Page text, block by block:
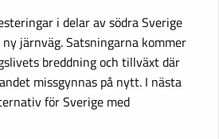
i delar av södra Sverige
järnväg. Satsningarna kommer
breddning och tillväxt där
missgynnas på nytt. I nästa
för Sverige med